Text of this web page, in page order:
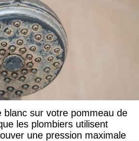
blanc sur votre pommeau de
les plombiers utilisent
une pression maximale